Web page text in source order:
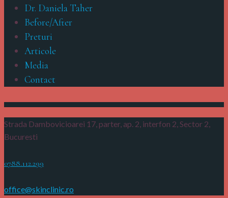
Dr. Daniela Taher
Before/After
Preturi
Articole
Media
Contact
Strada Dambovicioarei 17, parter, ap. 2, interfon 2,Sector 2,
Bucuresti
0788.112.299
office@skinclinic.ro